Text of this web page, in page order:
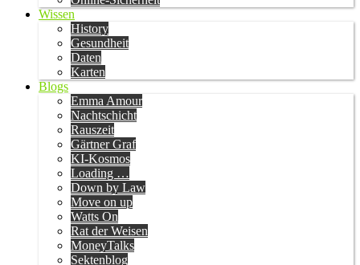
Wissen
History
Gesundheit
Daten
Karten
Blogs
Emma Amour
Nachtschicht
Rauszeit
Gärtner Graf
KI-Kosmos
Loading …
Down by Law
Move on up
Watts On
Rat der Weisen
MoneyTalks
Sektenblog